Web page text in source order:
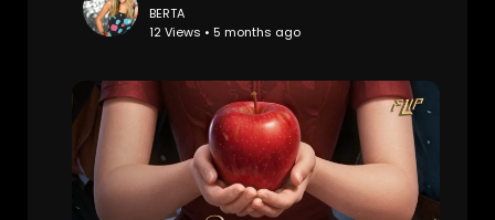
BERTA
12 Views • 5 months ago